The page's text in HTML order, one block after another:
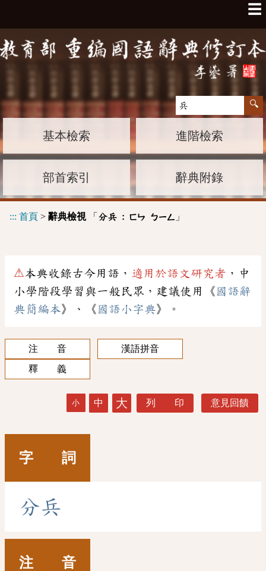
☰
基本檢索 進階檢索
部首索引 辭典附錄
::: 首頁 > 辭典檢視「 分兵 : ㄈㄣ ㄅㄧㄥ 」
⚠本典收錄古今用語， 適用於語文研究者 ，中
小學階段學習與一般民眾，建議使用《 國語辭
典簡編本》、《 國語小字典》。
注 音
漢語拼音
釋 義
小 中 大 列 印 意見回饋
字 詞
分兵
注 音